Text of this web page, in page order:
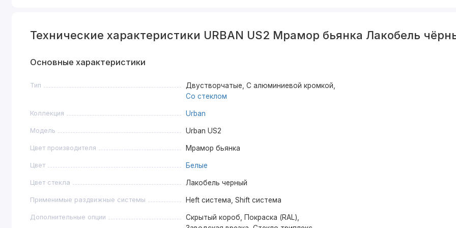
Технические характеристики URBAN US2 Мрамор бьянка Лакобель
Основные характеристики
Тип
Двустворчатые, С алюминиевой кромкой,
Со стеклом
Коллекция Urban
Модель Urban US2
Цвет производителя Мрамор бьянка
Цвет Белые
Цвет стекла Лакобель черный
Применимые раздвижные системы Heft система, Shift система
Дополнительные опции
Скрытый короб, Покраска (RAL),